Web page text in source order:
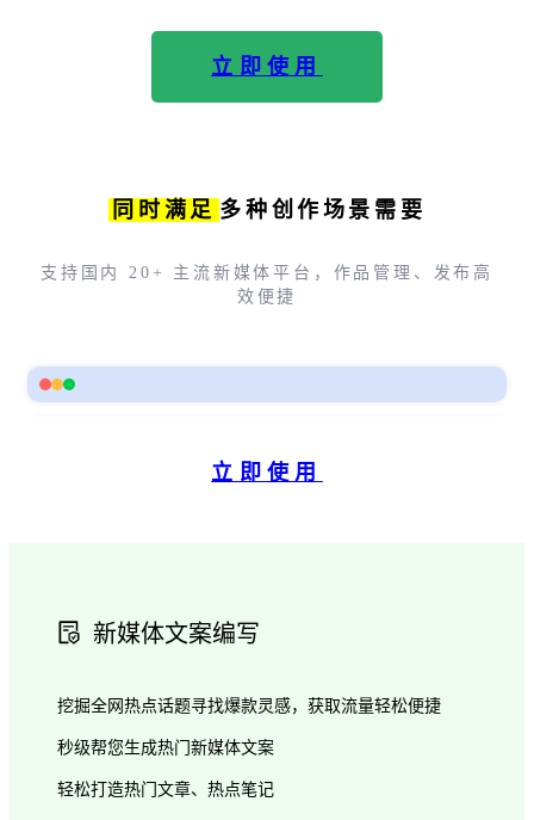
立即使用
同时满足 多种创作场景需要
支持国内 20+ 主流新媒体平台，作品管理、发布高
效便捷
立即使用
新媒体文案编写
挖掘全网热点话题寻找爆款灵感，获取流量轻松便捷
秒级帮您生成热门新媒体文案
轻松打造热门文章、热点笔记